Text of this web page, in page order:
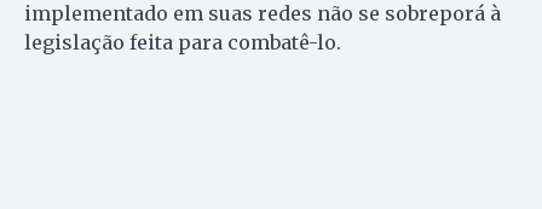
implementado em suas redes não se sobreporá à
legislação feita para combatê-lo.